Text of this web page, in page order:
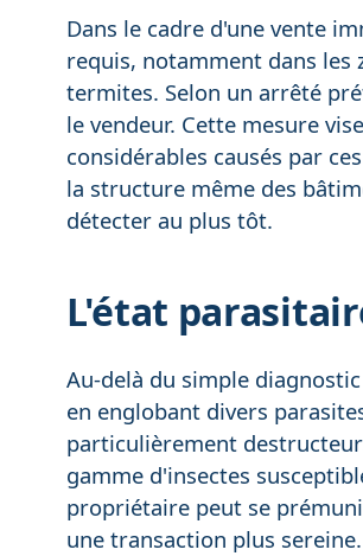
Dans le cadre d'une vente
requis, notamment dans les
termites. Selon un arrêté
le vendeur. Cette mesure
considérables causés par
la structure même des
détecter au plus tôt.
L'état
Au-delà du simple
en englobant divers
particulièrement
gamme d'insectes
propriétaire peut se
une transaction plus sereine.